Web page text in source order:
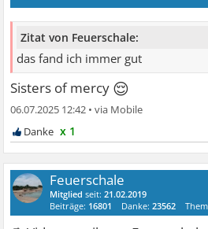
Zitat von Feuerschale:
das fand ich immer gut
Sisters of mercy 😌
06.07.2025 12:42 •
x 1
Feuerschale
Mitglied seit:21.02.2019
Beiträge: 16801 Danke:23562